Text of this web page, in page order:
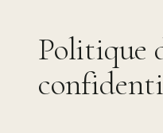
Politique